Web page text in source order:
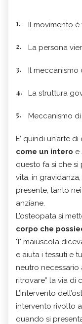
Il movimento è
La persona
Il meccanismo
La struttura
Meccanismo
E’ quindi un’arte
come un intero e
questo fa si che si
vita, in
presente, tanto
anziane.
L’osteopata si
corpo che
"I" maiuscola
e aiuta i tessuti e
neutro necessario
ritrovare” la via di
L’intervento
intervento rivolto
quando si